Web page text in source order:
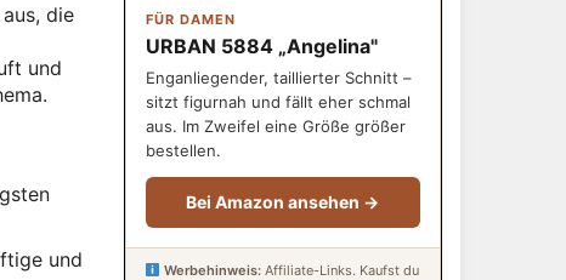
die
und
und
FÜR DAMEN
URBAN 5884 „Angelina"
Enganliegender, taillierter Schnitt –
sitzt figurnah und fällt eher schmal
aus. Im Zweifel eine Größe größer
bestellen.
Bei Amazon ansehen →
Werbehinweis: Affiliate-Links. Kaufst du